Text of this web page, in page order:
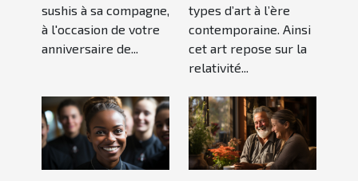
sushis à sa compagne,
à l'occasion de votre
anniversaire de...
types d’art à l’ère
contemporaine. Ainsi
cet art repose sur la
relativité...